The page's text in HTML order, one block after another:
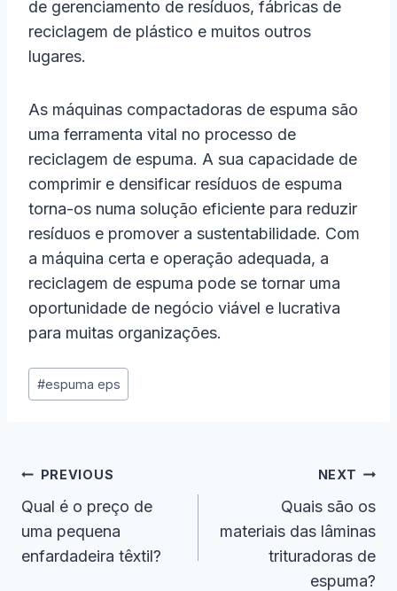
de gerenciamento de resíduos, fábricas de
reciclagem de plástico e muitos outros
lugares.
As máquinas compactadoras de espuma são
uma ferramenta vital no processo de
reciclagem de espuma. A sua capacidade de
comprimir e densificar resíduos de espuma
torna-os numa solução eficiente para reduzir
resíduos e promover a sustentabilidade. Com
a máquina certa e operação adequada, a
reciclagem de espuma pode se tornar uma
oportunidade de negócio viável e lucrativa
para muitas organizações.
Post
Tags:
#espuma eps
Navegação
De
Artigos
PREVIOUS
Qual é o preço de
uma pequena
enfardadeira têxtil?
NEXT
Quais são os
materiais das lâminas
trituradoras de
espuma?